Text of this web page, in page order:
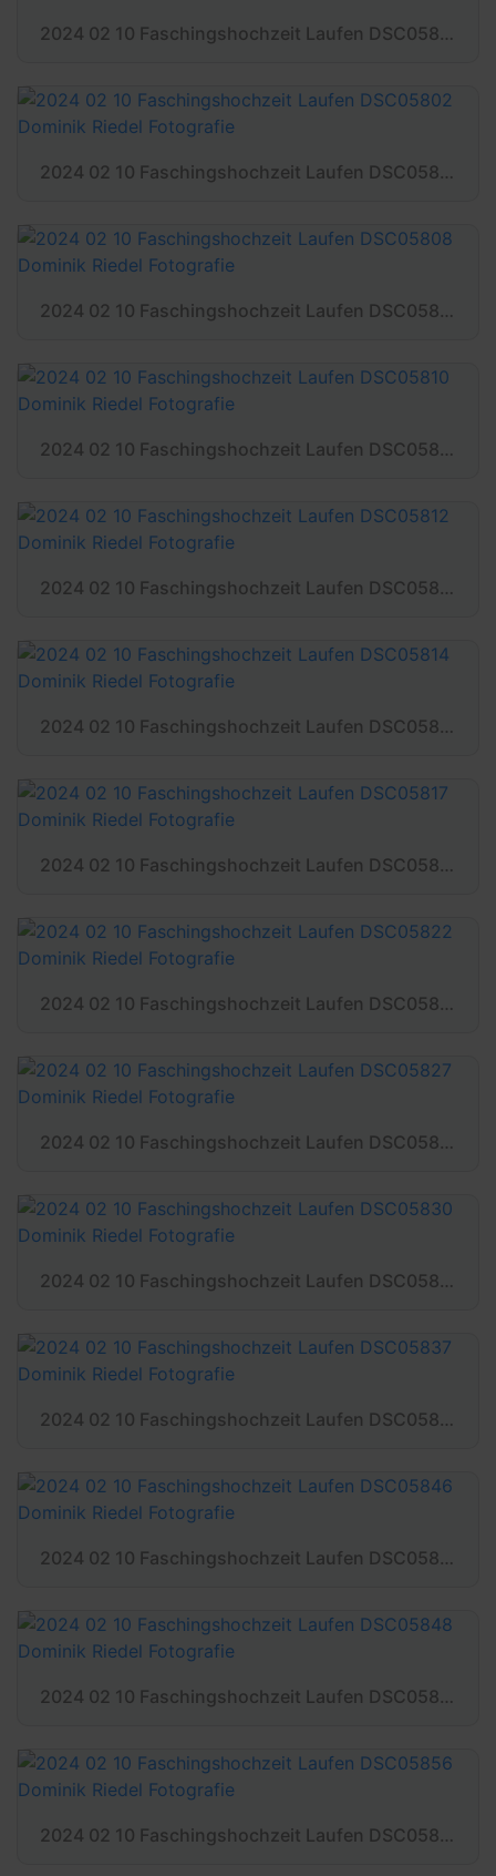
2024 02 10 Faschingshochzeit Laufen DSC05800 Dominik Riedel Fotografie
2024 02 10 Faschingshochzeit Laufen DSC05802 Dominik Riedel Fotografie
2024 02 10 Faschingshochzeit Laufen DSC05808 Dominik Riedel Fotografie
2024 02 10 Faschingshochzeit Laufen DSC05810 Dominik Riedel Fotografie
2024 02 10 Faschingshochzeit Laufen DSC05812 Dominik Riedel Fotografie
2024 02 10 Faschingshochzeit Laufen DSC05814 Dominik Riedel Fotografie
2024 02 10 Faschingshochzeit Laufen DSC05817 Dominik Riedel Fotografie
2024 02 10 Faschingshochzeit Laufen DSC05822 Dominik Riedel Fotografie
2024 02 10 Faschingshochzeit Laufen DSC05827 Dominik Riedel Fotografie
2024 02 10 Faschingshochzeit Laufen DSC05830 Dominik Riedel Fotografie
2024 02 10 Faschingshochzeit Laufen DSC05837 Dominik Riedel Fotografie
2024 02 10 Faschingshochzeit Laufen DSC05846 Dominik Riedel Fotografie
2024 02 10 Faschingshochzeit Laufen DSC05848 Dominik Riedel Fotografie
2024 02 10 Faschingshochzeit Laufen DSC05856 Dominik Riedel Fotografie